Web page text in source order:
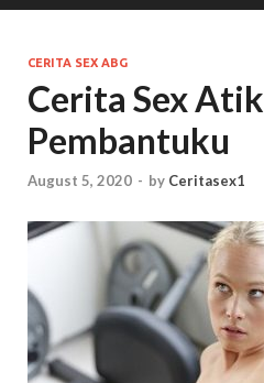
CERITA SEX ABG
Cerita Sex Atik
Pembantuku
August 5, 2020 - by Ceritasex1